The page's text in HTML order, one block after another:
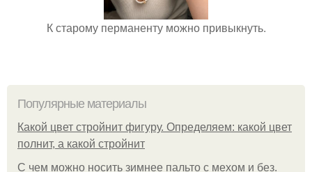
К старому перманенту можно привыкнуть.
Популярные материалы
Какой цвет стройнит фигуру. Определяем: какой цвет
полнит, а какой стройнит
C чем можно носить зимнее пальто с мехом и без.